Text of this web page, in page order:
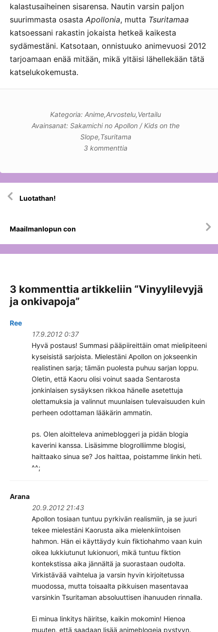
kalastusaiheinen sisarensa. Nautin varsin paljon
suurimmasta osasta Apollonia, mutta Tsuritamaa
katsoessani rakastin jokaista hetkeä kaikesta
sydämestäni. Katsotaan, onnistuuko animevuosi 2012
tarjoamaan enää mitään, mikä yltäisi lähellekään tätä
katselukokemusta.
Kategoria: Anime,Arvostelu,Vertailu
Avainsanat: Sakamichi no Apollon / Kids on the
Slope,Tsuritama
3 kommenttia
selausLuotathan!
Maailmanlopun con
3 kommenttia artikkeliin “Vinyylilevyjä
ja onkivapoja”
Ree
17.9.2012 0:37
Hyvä postaus! Summasi pääpiireittäin omat mielipiteeni
kyseisistä sarjoista. Mielestäni Apollon on jokseenkin
realistinen sarja; tämän puolesta puhuu sarjan loppu.
Oletin, että Kaoru olisi voinut saada Sentarosta
jonkinlaisen sysäyksen rikkoa hänelle asetettuja
olettamuksia ja valinnut muunlaisen tulevaisuuden kuin
perheen odottaman lääkärin ammatin.
ps. Olen aloitteleva animebloggeri ja pidän blogia
kaverini kanssa. Lisäsimme blogrolliimme blogisi,
haittaako sinua se? Jos haittaa, poistamme linkin heti.
^^;
Arana
20.9.2012 21:43
Apollon tosiaan tuntuu pyrkivän realismiin, ja se juuri
tekee mielestäni Kaorusta aika mielenkiintoisen
hahmon. Hän ei käyttäydy kuin fiktiohahmo vaan kuin
oikea lukkiutunut lukionuori, mikä tuntuu fiktion
kontekstissa aika jännältä ja suorastaan oudolta.
Virkistävää vaihtelua ja varsin hyvin kirjoitetussa
muodossa, mutta toisaalta pikkuisen masentavaa
varsinkin Tsuritaman absoluuttisen ihanuuden rinnalla.
Ei minua linkitys häiritse, kaikin mokomin! Hienoa
muuten, että saadaan lisää animeblogeja pystyyn.